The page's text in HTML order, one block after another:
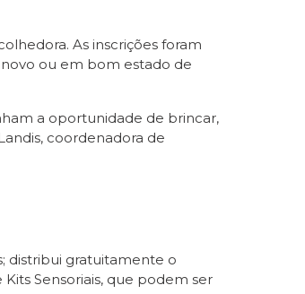
As inscrições foram
ou em bom estado de
a oportunidade de brincar,
coordenadora de
distribui gratuitamente o
Sensoriais, que podem ser